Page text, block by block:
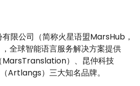
限公司（简称火星语盟MarsHub，
全球智能语言服务解决方案提供
MarsTranslation）、昆仲科技
Artlangs）三大知名品牌。